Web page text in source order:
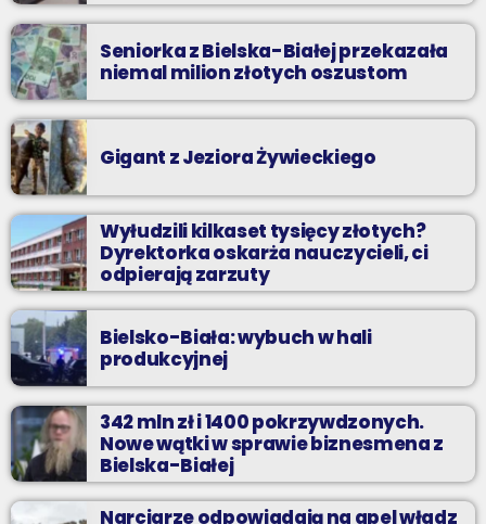
Seniorka z Bielska-Białej przekazała
niemal milion złotych oszustom
Gigant z Jeziora Żywieckiego
Wyłudzili kilkaset tysięcy złotych?
Dyrektorka oskarża nauczycieli, ci
odpierają zarzuty
Bielsko-Biała: wybuch w hali
produkcyjnej
342 mln zł i 1400 pokrzywdzonych.
Nowe wątki w sprawie biznesmena z
Bielska-Białej
Narciarze odpowiadają na apel władz